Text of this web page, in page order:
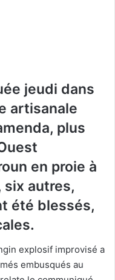
jeudi dans
artisanale
plus
en proie à
autres,
été blessés,
explosif improvisé a
embusqués au